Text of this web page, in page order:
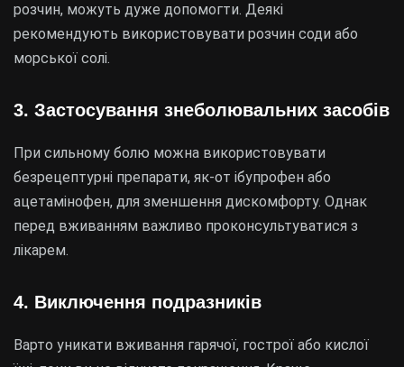
розчин, можуть дуже допомогти. Деякі
рекомендують використовувати розчин соди або
морської солі.
3. Застосування знеболювальних засобів
При сильному болю можна використовувати
безрецептурні препарати, як-от ібупрофен або
ацетамінофен, для зменшення дискомфорту. Однак
перед вживанням важливо проконсультуватися з
лікарем.
4. Виключення подразників
Варто уникати вживання гарячої, гострої або кислої